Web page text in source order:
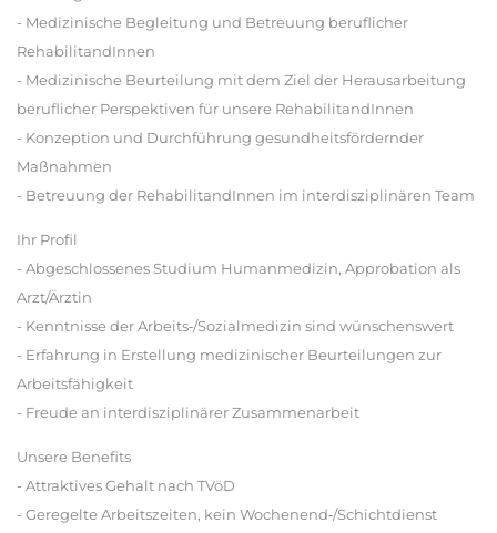
- Medizinische Begleitung und Betreuung beruflicher
RehabilitandInnen
- Medizinische Beurteilung mit dem Ziel der Herausarbeitung
beruflicher Perspektiven für unsere RehabilitandInnen
- Konzeption und Durchführung gesundheitsfördernder
Maßnahmen
- Betreuung der RehabilitandInnen im interdisziplinären Team
Ihr Profil
- Abgeschlossenes Studium Humanmedizin, Approbation als
Arzt/Ärztin
- Kenntnisse der Arbeits‐/Sozialmedizin sind wünschenswert
- Erfahrung in Erstellung medizinischer Beurteilungen zur
Arbeitsfähigkeit
- Freude an interdisziplinärer Zusammenarbeit
Unsere Benefits
- Attraktives Gehalt nach TVöD
- Geregelte Arbeitszeiten, kein Wochenend‐/Schichtdienst